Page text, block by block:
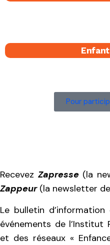
Pour
Recevez Zapresse(la
Zappeur(la newsletter
Le bulletin
événements de l’Institut
et des réseaux «